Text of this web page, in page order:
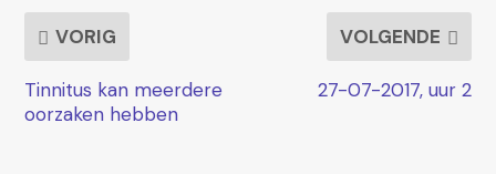
VORIG
Tinnitus kan meerdere
oorzaken hebben
VOLGENDE
27-07-2017, uur 2